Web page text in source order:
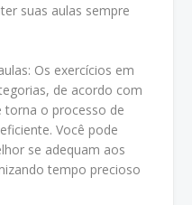
suas aulas sempre
Os exercícios em
de acordo com
torna o processo de
Você pode
se adequam aos
tempo precioso